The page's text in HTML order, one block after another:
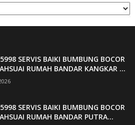
SERVIS BAIKI BUMBUNG BOCOR
RUMAH BANDAR KANGKAR ...
SERVIS BAIKI BUMBUNG BOCOR
RUMAH BANDAR PUTRA...